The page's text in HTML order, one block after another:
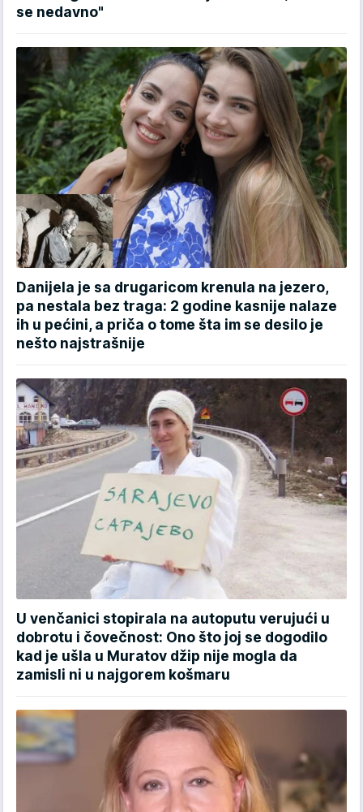
se nedavno"
Danijela je sa drugaricom krenula na jezero,
pa nestala bez traga: 2 godine kasnije nalaze
ih u pećini, a priča o tome šta im se desilo je
nešto najstrašnije
U venčanici stopirala na autoputu verujući u
dobrotu i čovečnost: Ono što joj se dogodilo
kad je ušla u Muratov džip nije mogla da
zamisli ni u najgorem košmaru